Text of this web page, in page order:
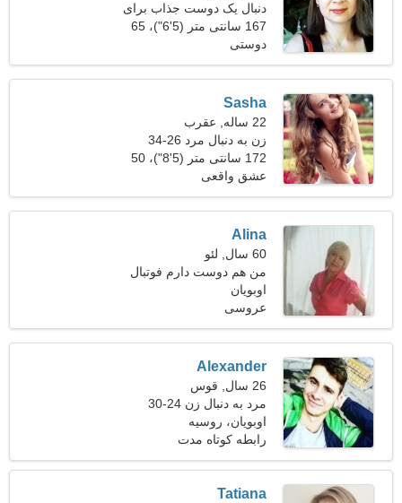
دنبال یک دوست جذاب برای
کمپینگ هستم
167 سانتی متر (5'6")، 65
کیلوگرم (143 پوند)
دوستی
Sasha
22 ساله, عقرب
زن به دنبال مرد 26-34
172 سانتی متر (5'8")، 50
کیلوگرم (110 پوند)
عشق واقعی
Alina
60 سال, لئو
من هم دوست دارم فوتبال
بپزم
اوبویان
عروسی
Alexander
26 سال, قوس
مرد به دنبال زن 24-30
اوبویان، روسیه
رابطه کوتاه مدت
Tatiana